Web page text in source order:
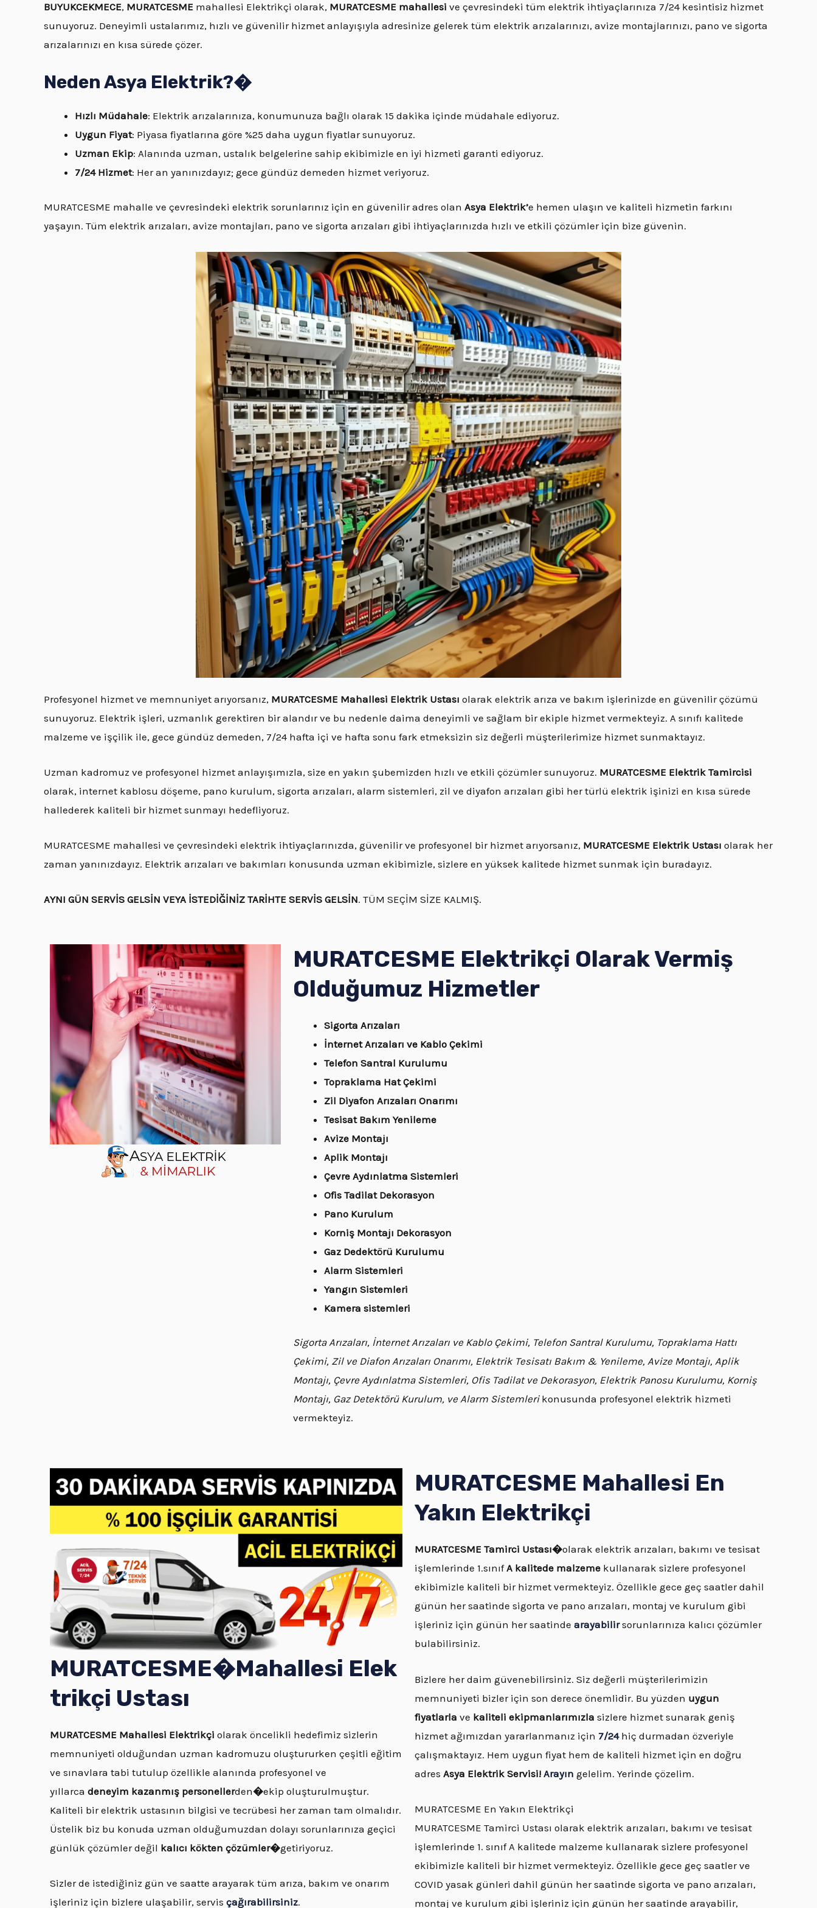
BUYUKCEKMECE, MURATCESME mahallesi Elektrikçi olarak, MURATCESME mahallesi ve çevresindeki tüm elektrik ihtiyaçlarınıza 7/24 kesintisiz hizmet
sunuyoruz. Deneyimli ustalarımız, hızlı ve güvenilir hizmet anlayışıyla adresinize gelerek tüm elektrik arızalarınızı, avize montajlarınızı, pano ve sigorta
arızalarınızı en kısa sürede çözer.
Neden Asya Elektrik?�
Hızlı Müdahale: Elektrik arızalarınıza, konumunuza bağlı olarak 15 dakika içinde müdahale ediyoruz.
Uygun Fiyat: Piyasa fiyatlarına göre %25 daha uygun fiyatlar sunuyoruz.
Uzman Ekip: Alanında uzman, ustalık belgelerine sahip ekibimizle en iyi hizmeti garanti ediyoruz.
7/24 Hizmet: Her an yanınızdayız; gece gündüz demeden hizmet veriyoruz.
MURATCESME mahalle ve çevresindeki elektrik sorunlarınız için en güvenilir adres olan Asya Elektrik’e hemen ulaşın ve kaliteli hizmetin farkını
yaşayın. Tüm elektrik arızaları, avize montajları, pano ve sigorta arızaları gibi ihtiyaçlarınızda hızlı ve etkili çözümler için bize güvenin.
Profesyonel hizmet ve memnuniyet arıyorsanız, MURATCESME Mahallesi Elektrik Ustası olarak elektrik arıza ve bakım işlerinizde en güvenilir çözümü
sunuyoruz. Elektrik işleri, uzmanlık gerektiren bir alandır ve bu nedenle daima deneyimli ve sağlam bir ekiple hizmet vermekteyiz. A sınıfı kalitede
malzeme ve işçilik ile, gece gündüz demeden, 7/24 hafta içi ve hafta sonu fark etmeksizin siz değerli müşterilerimize hizmet sunmaktayız.
Uzman kadromuz ve profesyonel hizmet anlayışımızla, size en yakın şubemizden hızlı ve etkili çözümler sunuyoruz. MURATCESME Elektrik Tamircisi
olarak, internet kablosu döşeme, pano kurulum, sigorta arızaları, alarm sistemleri, zil ve diyafon arızaları gibi her türlü elektrik işinizi en kısa sürede
hallederek kaliteli bir hizmet sunmayı hedefliyoruz.
MURATCESME mahallesi ve çevresindeki elektrik ihtiyaçlarınızda, güvenilir ve profesyonel bir hizmet arıyorsanız, MURATCESME Elektrik Ustası olarak her
zaman yanınızdayız. Elektrik arızaları ve bakımları konusunda uzman ekibimizle, sizlere en yüksek kalitede hizmet sunmak için buradayız.
AYNI GÜN SERVİS GELSİN VEYA İSTEDİĞİNİZ TARİHTE SERVİS GELSİN. TÜM SEÇİM SİZE KALMIŞ.
MURATCESME Elektrikçi Olarak Vermiş
Olduğumuz Hizmetler
Sigorta Arızaları
İnternet Arızaları ve Kablo Çekimi
Telefon Santral Kurulumu
Topraklama Hat Çekimi
Zil Diyafon Arızaları Onarımı
Tesisat Bakım Yenileme
Avize Montajı
Aplik Montajı
Çevre Aydınlatma Sistemleri
Ofis Tadilat Dekorasyon
Pano Kurulum
Korniş Montajı Dekorasyon
Gaz Dedektörü Kurulumu
Alarm Sistemleri
Yangın Sistemleri
Kamera sistemleri
Sigorta Arızaları, İnternet Arızaları ve Kablo Çekimi, Telefon Santral Kurulumu, Topraklama Hattı
Çekimi, Zil ve Diafon Arızaları Onarımı, Elektrik Tesisatı Bakım & Yenileme, Avize Montajı, Aplik
Montajı, Çevre Aydınlatma Sistemleri, Ofis Tadilat ve Dekorasyon, Elektrik Panosu Kurulumu, Korniş
Montajı, Gaz Detektörü Kurulum, ve Alarm Sistemlerikonusunda profesyonel elektrik hizmeti
vermekteyiz.
MURATCESME�Mahallesi Elek
trikçi Ustası
MURATCESME Mahallesi Elektrikçi olarak öncelikli hedefimiz sizlerin
memnuniyeti olduğundan uzman kadromuzu oluştururken çeşitli eğitim
ve sınavlara tabi tutulup özellikle alanında profesyonel ve
yıllarca deneyim kazanmış personellerden�ekip oluşturulmuştur.
Kaliteli bir elektrik ustasının bilgisi ve tecrübesi her zaman tam olmalıdır.
Üstelik biz bu konuda uzman olduğumuzdan dolayı sorunlarınıza geçici
günlük çözümler değil kalıcı kökten çözümler�getiriyoruz.
Sizler de istediğiniz gün ve saatte arayarak tüm arıza, bakım ve onarım
işleriniz için bizlere ulaşabilir, servis çağırabilirsiniz.
MURATCESME Mahallesi En
Yakın Elektrikçi
MURATCESME Tamirci Ustası�olarak elektrik arızaları, bakımı ve tesisat
işlemlerinde 1.sınıfA kalitede malzeme kullanarak sizlere profesyonel
ekibimizle kaliteli bir hizmet vermekteyiz. Özellikle gece geç saatler dahil
günün her saatinde sigorta ve pano arızaları, montaj ve kurulum gibi
işleriniz için günün her saatinde arayabilirsorunlarınıza kalıcı çözümler
bulabilirsiniz.
Bizlere her daim güvenebilirsiniz. Siz değerli müşterilerimizin
memnuniyeti bizler için son derece önemlidir. Bu yüzden uygun
fiyatlarla ve kaliteli ekipmanlarımızla sizlere hizmet sunarak geniş
hizmet ağımızdan yararlanmanız için 7/24hiç durmadan özveriyle
çalışmaktayız. Hem uygun fiyat hem de kaliteli hizmet için en doğru
adres Asya Elektrik Servisi! Arayın gelelim. Yerinde çözelim.
MURATCESME En Yakın Elektrikçi
MURATCESME Tamirci Ustası olarak elektrik arızaları, bakımı ve tesisat
işlemlerinde 1. sınıf A kalitede malzeme kullanarak sizlere profesyonel
ekibimizle kaliteli bir hizmet vermekteyiz. Özellikle gece geç saatler ve
COVID yasak günleri dahil günün her saatinde sigorta ve pano arızaları,
montaj ve kurulum gibi işleriniz için günün her saatinde arayabilir,